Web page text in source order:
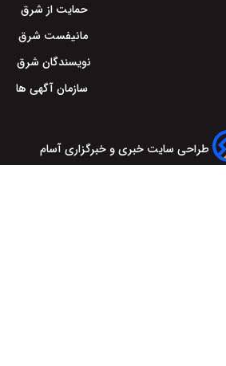
حمایت از شرق
مانیفست شرق
نویسندگان شرق
سازمان آگهی ها
طراحی سایت خبری و خبرگزاری آسام